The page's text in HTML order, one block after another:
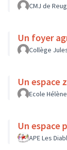
CMJ de
Un foyer
Collège
Un espace
Ecole
Un espace
APE Les